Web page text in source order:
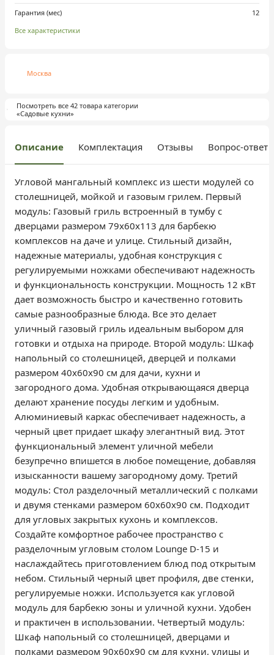
Гарантия (мес)
12
Все характеристики
Москва
Посмотреть все 42 товара категории
«Садовые кухни»
Описание Комплектация Отзывы Вопрос-ответ
Угловой мангальный комплекс из шести модулей со
столешницей, мойкой и газовым грилем. Первый
модуль: Газовый гриль встроенный в тумбу с
дверцами размером 79х60х113 для барбекю
комплексов на даче и улице. Стильный дизайн,
надежные материалы, удобная конструкция с
регулируемыми ножками обеспечивают надежность
и функциональность конструкции. Мощность 12 кВт
дает возможность быстро и качественно готовить
самые разнообразные блюда. Все это делает
уличный газовый гриль идеальным выбором для
готовки и отдыха на природе. Второй модуль: Шкаф
напольный со столешницей, дверцей и полками
размером 40х60х90 см для дачи, кухни и
загородного дома. Удобная открывающаяся дверца
делают хранение посуды легким и удобным.
Алюминиевый каркас обеспечивает надежность, а
черный цвет придает шкафу элегантный вид. Этот
функциональный элемент уличной мебели
безупречно впишется в любое помещение, добавляя
изысканности вашему загородному дому. Третий
модуль: Стол разделочный металлический с полками
и двумя стенками размером 60х60х90 см. Подходит
для угловых закрытых кухонь и комплексов.
Создайте комфортное рабочее пространство с
разделочным угловым столом Lounge D-15 и
наслаждайтесь приготовлением блюд под открытым
небом. Стильный черный цвет профиля, две стенки,
регулируемые ножки. Используется как угловой
модуль для барбекю зоны и уличной кухни. Удобен
и практичен в использовании. Четвертый модуль:
Шкаф напольный со столешницей, дверцами и
полками размером 90х60х90 см для кухни, улицы и